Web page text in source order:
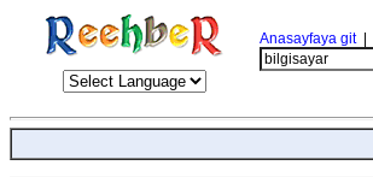
Anasayfaya git|